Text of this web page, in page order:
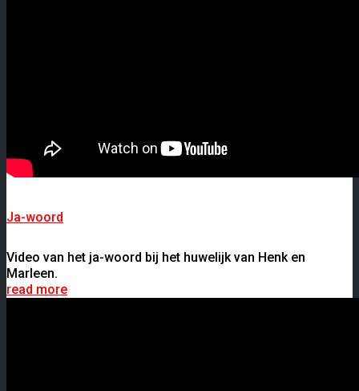
Ja-woord
Video van het ja-woord bij het huwelijk van Henk en
Marleen.
read more